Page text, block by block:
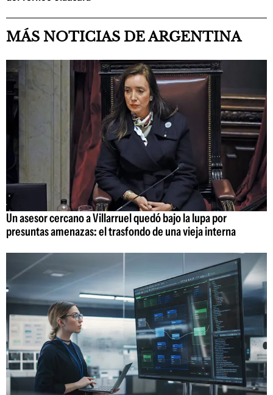
MÁS NOTICIAS DE ARGENTINA
Un asesor cercano a Villarruel quedó bajo la lupa por
presuntas amenazas: el trasfondo de una vieja interna